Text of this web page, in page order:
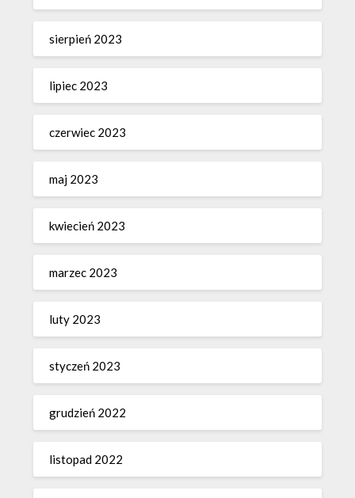
sierpień 2023
lipiec 2023
czerwiec 2023
maj 2023
kwiecień 2023
marzec 2023
luty 2023
styczeń 2023
grudzień 2022
listopad 2022